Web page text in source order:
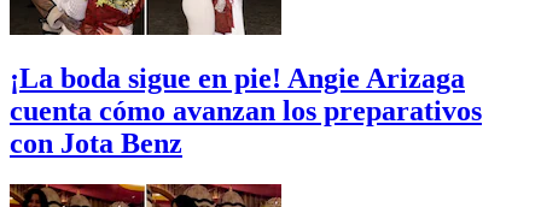
¡La boda sigue en pie! Angie Arizaga
cuenta cómo avanzan los preparativos
con Jota Benz